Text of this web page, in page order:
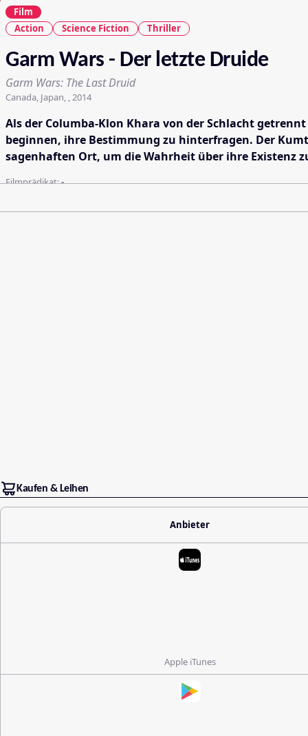
Film
Action
Science Fiction Thriller
Garm Wars - Der letzte Druide
Garm Wars: The Last Druid
Canada, Japan, , 2014
Als der Columba-Klon Khara von der Schlacht
beginnen, ihre Bestimmung zu hinterfragen. Der
sagenhaften Ort, um die Wahrheit über ihre Existenz
Filmprädikat:-
Kaufen & Leihen
Anbieter
Apple iTunes